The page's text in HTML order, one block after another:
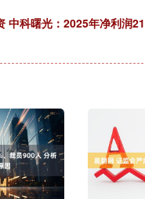
中科曙光：2025年净利润